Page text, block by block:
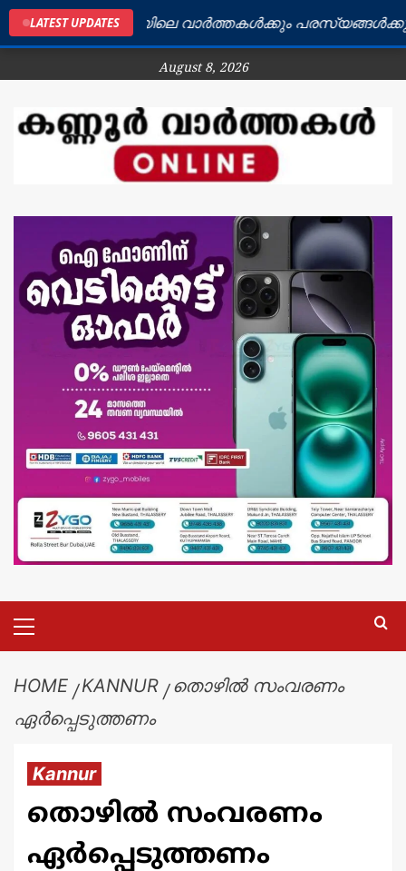
LATEST UPDATES
കണ്ണൂർ ജില്ലയിലെ വാർത്തകൾക്കും പരസ്യങ്ങൾക്കും
August 8, 2026
HOME KANNUR
തൊഴിൽ സംവരണം
ഏർപ്പെടുത്തണം
Kannur
തൊഴിൽ സംവരണം
ഏർപ്പെടുത്തണം